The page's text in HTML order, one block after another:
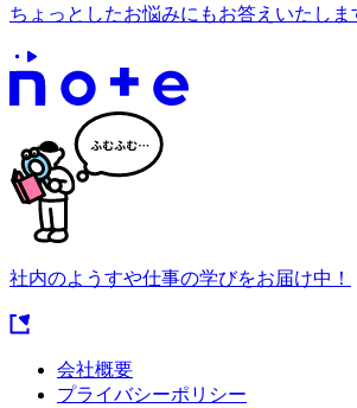
ちょっとしたお悩みにもお答えいたしま
社内のようすや仕事の学びをお届け中！
会社概要
プライバシーポリシー